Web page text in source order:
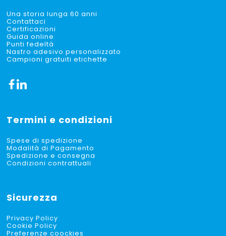
Una storia lunga 60 anni
Contattaci
Certificazioni
Guida online
Punti fedeltà
Nastro adesivo personalizzato
Campioni gratuiti etichette
Termini e condizioni
Spese di spedizione
Modalità di Pagamento
Spedizione e consegna
Condizioni contrattuali
Sicurezza
Privacy Policy
Cookie Policy
Preferenze coockies